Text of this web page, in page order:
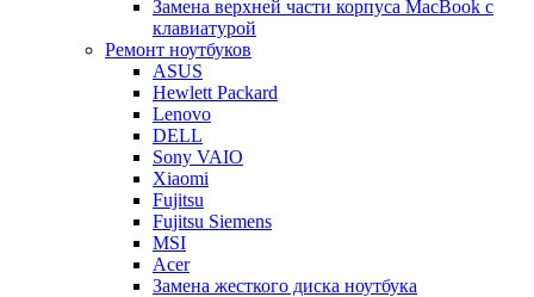
Замена верхней части корпуса MacBook с
клавиатурой
Ремонт ноутбуков
ASUS
Hewlett Packard
Lenovo
DELL
Sony VAIO
Xiaomi
Fujitsu
Fujitsu Siemens
MSI
Acer
Замена жесткого диска ноутбука